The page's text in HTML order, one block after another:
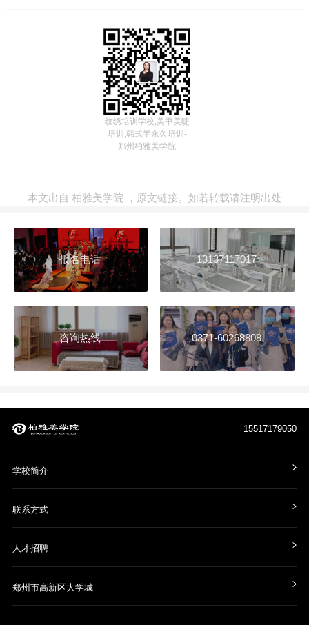
纹绣培训学校,美甲美睫
培训,韩式半永久培训-
郑州柏雅美学院
本文出自 柏雅美学院 ， 原文链接。如若转载请注明出处
报名电话 13137117017
咨询热线 0371-60268808
15517179050
学校简介
联系方式
人才招聘
郑州市高新区大学城